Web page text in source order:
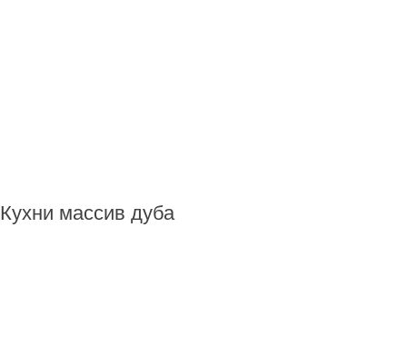
Кухни массив дуба